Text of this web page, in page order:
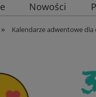
Nowości
» Kalendarze adwentowe dla